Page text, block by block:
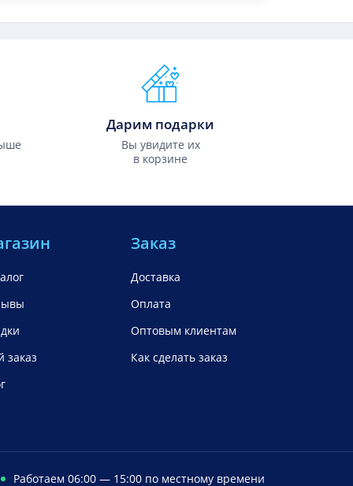
Дарим подарки
Вы увидите их
в корзине
заказ
Заказ
Доставка
Оплата
Оптовым клиентам
Как сделать заказ
Работаем 06:00 — 15:00 по местному времени